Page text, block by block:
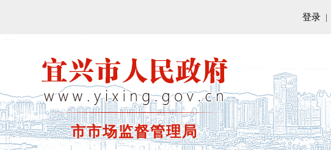
登录 |
市市场监督管理局